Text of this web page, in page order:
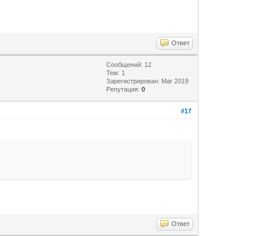
connector-java-3.1.10-
Ответ
Сообщений: 12
Тем: 1
Зарегистрирован: Mar 2019
Репутация:0
#17
Ответ